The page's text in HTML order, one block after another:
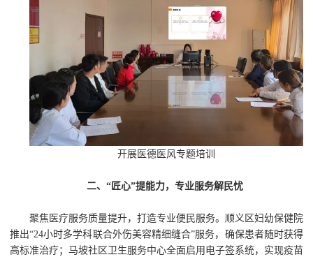
开展医德医风专题培训
二、“匠心”提能力，专业服务解民忧
聚焦医疗服务质量提升，打造专业便民服务。顺义区妇幼保健院
推出“24小时多学科联合外伤美容精细缝合”服务，确保患者随时获得
高标准治疗；马坡社区卫生服务中心全面启用电子签系统，实现疫苗